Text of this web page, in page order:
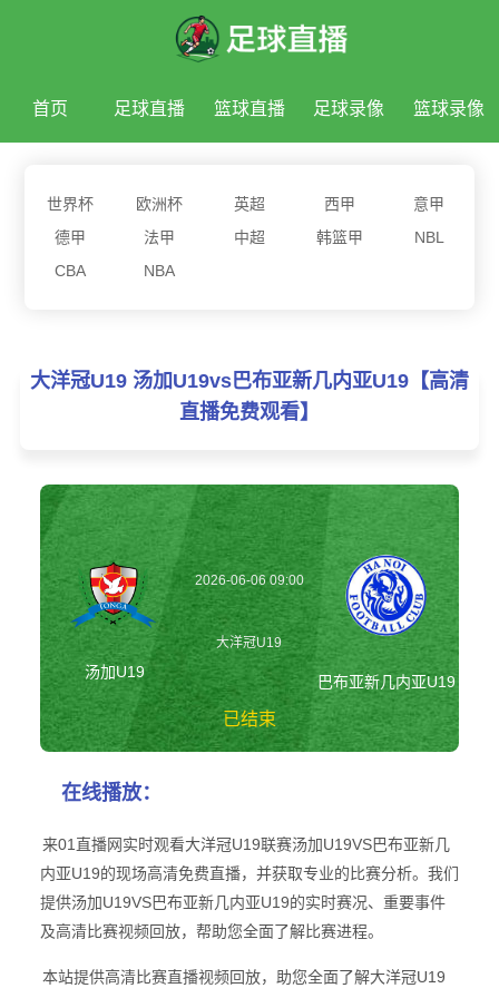
首页 足球直播 篮球直播 足球录像 篮球录像
世界杯 欧洲杯 英超 西甲
意甲
德甲
法甲 中超 韩篮甲
NBL
CBA
NBA
大洋冠U19 汤加U19vs巴布亚新几内亚U19【高清
直播免费观看】
汤加U19
2026-06-06 09:00
大洋冠U19
已结束
巴布亚新几内亚U19
在线播放：
来01直播网实时观看大洋冠U19联赛汤加U19VS巴布亚新几
内亚U19的现场高清免费直播，并获取专业的比赛分析。我们
提供汤加U19VS巴布亚新几内亚U19的实时赛况、重要事件
及高清比赛视频回放，帮助您全面了解比赛进程。
本站提供高清比赛直播视频回放，助您全面了解大洋冠U19